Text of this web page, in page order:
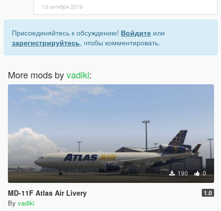
13 октября 2019
Присоединяйтесь к обсуждению! Войдите или
зарегистрируйтесь, чтобы комментировать.
More mods byvadiki:
190 0
MD-11F Atlas Air Livery 1.0
By vadiki